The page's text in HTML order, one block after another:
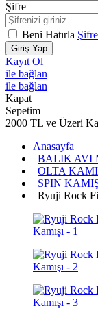
Şifre
Beni Hatırla
Giriş Yap
Kayıt Ol
ile bağlan
ile bağlan
Kapat
Sepetim
2000 TL ve Üzeri
Anasayfa
| BALIK AVI
| OLTA
| SPIN
| Ryuji Rock